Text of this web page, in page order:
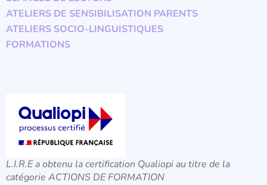
ATELIERS DE SENSIBILISATION PARENTS
ATELIERS SOCIO-LINGUISTIQUES
FORMATIONS
L.I.R.E a obtenu la certification Qualiopi au titre de la
catégorie ACTIONS DE FORMATION